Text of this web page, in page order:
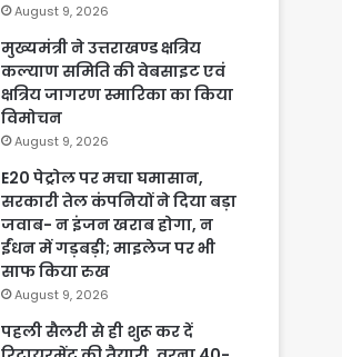
August 9, 2026
मुख्यमंत्री ने उत्तराखण्ड क्षत्रिय
कल्याण समिति की वेबसाइट एवं
क्षत्रिय जागरण स्मारिका का किया
विमोचन
August 9, 2026
E20 पेट्रोल पर मचा घमासान,
सरकारी तेल कंपनियों ने दिया बड़ा
जवाब- न इंजन खराब होगा, न
ईंधन में गड़बड़ी; माइलेज पर भी
साफ किया रुख
August 9, 2026
पहली सैलरी से ही शुरू कर दें